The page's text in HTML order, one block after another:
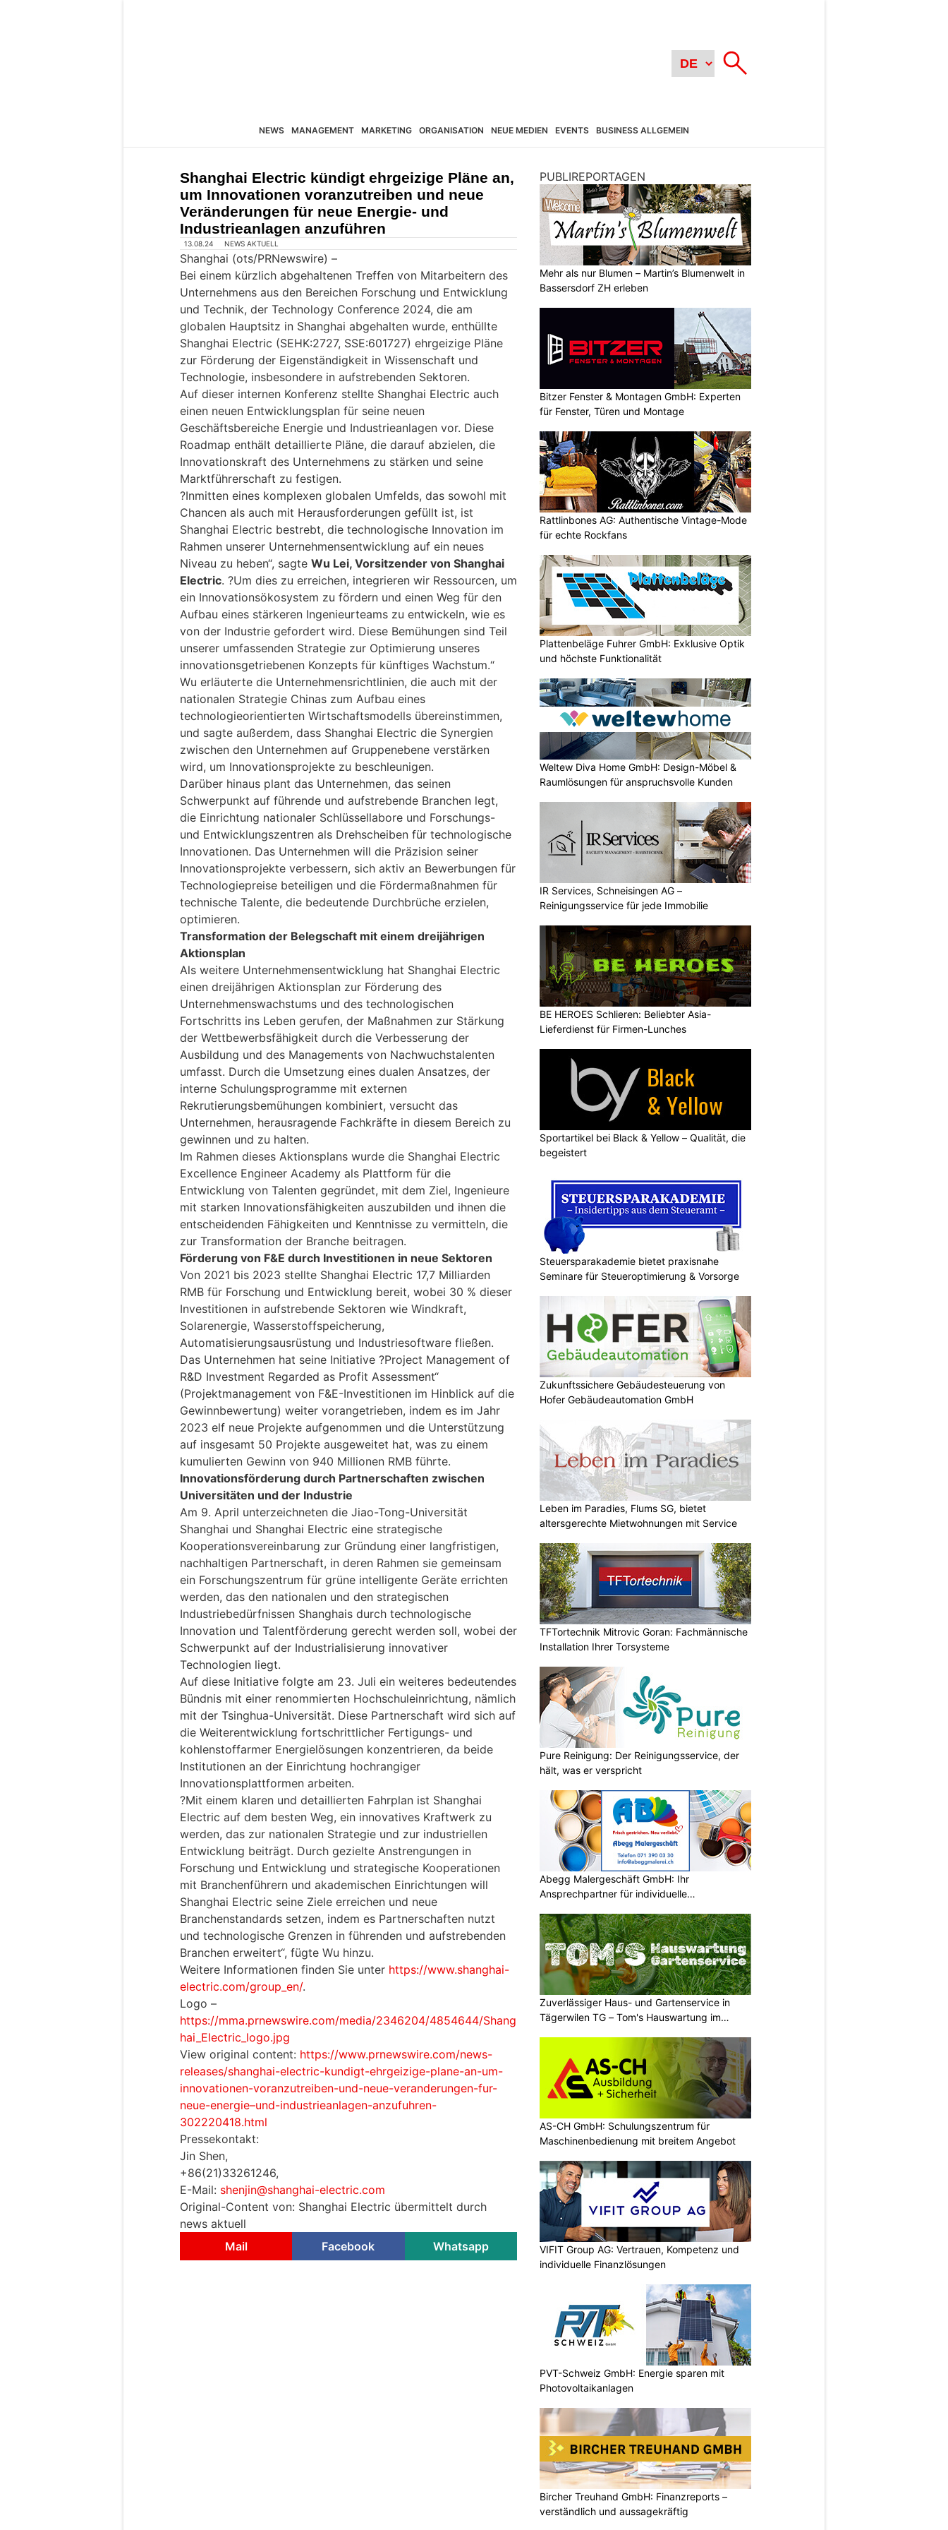
NEWS MANAGEMENT MARKETING ORGANISATION NEUE MEDIEN EVENTS BUSINESS ALLGEMEIN
Shanghai Electric kündigt ehrgeizige Pläne an,
um Innovationen voranzutreiben und neue
Veränderungen für neue Energie- und
Industrieanlagen anzuführen
13.08.24 NEWS AKTUELL
Shanghai (ots/PRNewswire) –
Bei einem kürzlich abgehaltenen Treffen von Mitarbeitern des
Unternehmens aus den Bereichen Forschung und Entwicklung
und Technik, der Technology Conference 2024, die am
globalen Hauptsitz in Shanghai abgehalten wurde, enthüllte
Shanghai Electric (SEHK:2727, SSE:601727) ehrgeizige Pläne
zur Förderung der Eigenständigkeit in Wissenschaft und
Technologie, insbesondere in aufstrebenden Sektoren.
Auf dieser internen Konferenz stellte Shanghai Electric auch
einen neuen Entwicklungsplan für seine neuen
Geschäftsbereiche Energie und Industrieanlagen vor. Diese
Roadmap enthält detaillierte Pläne, die darauf abzielen, die
Innovationskraft des Unternehmens zu stärken und seine
Marktführerschaft zu festigen.
?Inmitten eines komplexen globalen Umfelds, das sowohl mit
Chancen als auch mit Herausforderungen gefüllt ist, ist
Shanghai Electric bestrebt, die technologische Innovation im
Rahmen unserer Unternehmensentwicklung auf ein neues
Niveau zu heben“, sagte Wu Lei, Vorsitzender von Shanghai
Electric. ?Um dies zu erreichen, integrieren wir Ressourcen, um
ein Innovationsökosystem zu fördern und einen Weg für den
Aufbau eines stärkeren Ingenieurteams zu entwickeln, wie es
von der Industrie gefordert wird. Diese Bemühungen sind Teil
unserer umfassenden Strategie zur Optimierung unseres
innovationsgetriebenen Konzepts für künftiges Wachstum.“
Wu erläuterte die Unternehmensrichtlinien, die auch mit der
nationalen Strategie Chinas zum Aufbau eines
technologieorientierten Wirtschaftsmodells übereinstimmen,
und sagte außerdem, dass Shanghai Electric die Synergien
zwischen den Unternehmen auf Gruppenebene verstärken
wird, um Innovationsprojekte zu beschleunigen.
Darüber hinaus plant das Unternehmen, das seinen
Schwerpunkt auf führende und aufstrebende Branchen legt,
die Einrichtung nationaler Schlüssellabore und Forschungs-
und Entwicklungszentren als Drehscheiben für technologische
Innovationen. Das Unternehmen will die Präzision seiner
Innovationsprojekte verbessern, sich aktiv an Bewerbungen für
Technologiepreise beteiligen und die Fördermaßnahmen für
technische Talente, die bedeutende Durchbrüche erzielen,
optimieren.
Transformation der Belegschaft mit einem dreijährigen
Aktionsplan
Als weitere Unternehmensentwicklung hat Shanghai Electric
einen dreijährigen Aktionsplan zur Förderung des
Unternehmenswachstums und des technologischen
Fortschritts ins Leben gerufen, der Maßnahmen zur Stärkung
der Wettbewerbsfähigkeit durch die Verbesserung der
Ausbildung und des Managements von Nachwuchstalenten
umfasst. Durch die Umsetzung eines dualen Ansatzes, der
interne Schulungsprogramme mit externen
Rekrutierungsbemühungen kombiniert, versucht das
Unternehmen, herausragende Fachkräfte in diesem Bereich zu
gewinnen und zu halten.
Im Rahmen dieses Aktionsplans wurde die Shanghai Electric
Excellence Engineer Academy als Plattform für die
Entwicklung von Talenten gegründet, mit dem Ziel, Ingenieure
mit starken Innovationsfähigkeiten auszubilden und ihnen die
entscheidenden Fähigkeiten und Kenntnisse zu vermitteln, die
zur Transformation der Branche beitragen.
Förderung von F&E durch Investitionen in neue Sektoren
Von 2021 bis 2023 stellte Shanghai Electric 17,7 Milliarden
RMB für Forschung und Entwicklung bereit, wobei 30 % dieser
Investitionen in aufstrebende Sektoren wie Windkraft,
Solarenergie, Wasserstoffspeicherung,
Automatisierungsausrüstung und Industriesoftware fließen.
Das Unternehmen hat seine Initiative ?Project Management of
R&D Investment Regarded as Profit Assessment“
(Projektmanagement von F&E-Investitionen im Hinblick auf die
Gewinnbewertung) weiter vorangetrieben, indem es im Jahr
2023 elf neue Projekte aufgenommen und die Unterstützung
auf insgesamt 50 Projekte ausgeweitet hat, was zu einem
kumulierten Gewinn von 940 Millionen RMB führte.
Innovationsförderung durch Partnerschaften zwischen
Universitäten und der Industrie
Am 9. April unterzeichneten die Jiao-Tong-Universität
Shanghai und Shanghai Electric eine strategische
Kooperationsvereinbarung zur Gründung einer langfristigen,
nachhaltigen Partnerschaft, in deren Rahmen sie gemeinsam
ein Forschungszentrum für grüne intelligente Geräte errichten
werden, das den nationalen und den strategischen
Industriebedürfnissen Shanghais durch technologische
Innovation und Talentförderung gerecht werden soll, wobei der
Schwerpunkt auf der Industrialisierung innovativer
Technologien liegt.
Auf diese Initiative folgte am 23. Juli ein weiteres bedeutendes
Bündnis mit einer renommierten Hochschuleinrichtung, nämlich
mit der Tsinghua-Universität. Diese Partnerschaft wird sich auf
die Weiterentwicklung fortschrittlicher Fertigungs- und
kohlenstoffarmer Energielösungen konzentrieren, da beide
Institutionen an der Einrichtung hochrangiger
Innovationsplattformen arbeiten.
?Mit einem klaren und detaillierten Fahrplan ist Shanghai
Electric auf dem besten Weg, ein innovatives Kraftwerk zu
werden, das zur nationalen Strategie und zur industriellen
Entwicklung beiträgt. Durch gezielte Anstrengungen in
Forschung und Entwicklung und strategische Kooperationen
mit Branchenführern und akademischen Einrichtungen will
Shanghai Electric seine Ziele erreichen und neue
Branchenstandards setzen, indem es Partnerschaften nutzt
und technologische Grenzen in führenden und aufstrebenden
Branchen erweitert“, fügte Wu hinzu.
Weitere Informationen finden Sie unter https://www.shanghai-
electric.com/group_en/.
Logo –
https://mma.prnewswire.com/media/2346204/4854644/Shang
hai_Electric_logo.jpg
View original content: https://www.prnewswire.com/news-
releases/shanghai-electric-kundigt-ehrgeizige-plane-an-um-
innovationen-voranzutreiben-und-neue-veranderungen-fur-
neue-energie–und-industrieanlagen-anzufuhren-
302220418.html
Pressekontakt:
Jin Shen,
+86(21)33261246,
E-Mail: shenjin@shanghai-electric.com
Original-Content von: Shanghai Electric übermittelt durch
news aktuell
Mail
Facebook Whatsapp
PUBLIREPORTAGEN
Mehr als nur Blumen – Martin’s Blumenwelt in
Bassersdorf ZH erleben
Bitzer Fenster & Montagen GmbH: Experten
für Fenster, Türen und Montage
Rattlinbones AG: Authentische Vintage-Mode
für echte Rockfans
Plattenbeläge Fuhrer GmbH: Exklusive Optik
und höchste Funktionalität
Weltew Diva Home GmbH: Design-Möbel &
Raumlösungen für anspruchsvolle Kunden
IR Services, Schneisingen AG –
Reinigungsservice für jede Immobilie
BE HEROES Schlieren: Beliebter Asia-
Lieferdienst für Firmen-Lunches
Sportartikel bei Black & Yellow – Qualität, die
begeistert
Steuersparakademie bietet praxisnahe
Seminare für Steueroptimierung & Vorsorge
Zukunftssichere Gebäudesteuerung von
Hofer Gebäudeautomation GmbH
Leben im Paradies, Flums SG, bietet
altersgerechte Mietwohnungen mit Service
TFTortechnik Mitrovic Goran: Fachmännische
Installation Ihrer Torsysteme
Pure Reinigung: Der Reinigungsservice, der
hält, was er verspricht
Abegg Malergeschäft GmbH: Ihr
Ansprechpartner für individuelle
Zuverlässiger Haus- und Gartenservice in
Tägerwilen TG – Tom's Hauswartung im
AS-CH GmbH: Schulungszentrum für
Maschinenbedienung mit breitem Angebot
VIFIT Group AG: Vertrauen, Kompetenz und
individuelle Finanzlösungen
PVT-Schweiz GmbH: Energie sparen mit
Photovoltaikanlagen
Bircher Treuhand GmbH: Finanzreports –
verständlich und aussagekräftig